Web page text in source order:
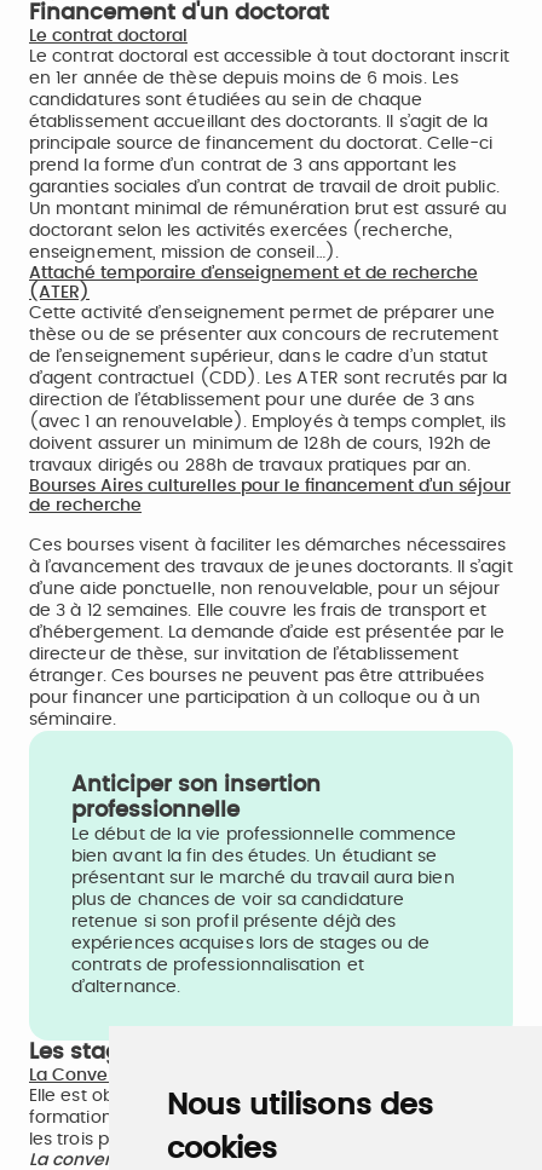
Nous utilisons des
cookies
Financement d'un doctorat
Le contrat doctoral
Le contrat doctoral est accessible à tout doctorant inscrit
en 1er année de thèse depuis moins de 6 mois. Les
candidatures sont étudiées au sein de chaque
établissement accueillant des doctorants. Il s’agit de la
principale source de financement du doctorat. Celle-ci
prend la forme d’un contrat de 3 ans apportant les
garanties sociales d’un contrat de travail de droit public.
Un montant minimal de rémunération brut est assuré au
doctorant selon les activités exercées (recherche,
enseignement, mission de conseil…).
Attaché temporaire d’enseignement et de recherche
(ATER)
Cette activité d’enseignement permet de préparer une
thèse ou de se présenter aux concours de recrutement
de l’enseignement supérieur, dans le cadre d’un statut
d’agent contractuel (CDD). Les ATER sont recrutés par la
direction de l’établissement pour une durée de 3 ans
(avec 1 an renouvelable). Employés à temps complet, ils
doivent assurer un minimum de 128h de cours, 192h de
travaux dirigés ou 288h de travaux pratiques par an.
Bourses Aires culturelles pour le financement d’un séjour
de recherche
Ces bourses visent à faciliter les démarches nécessaires
à l’avancement des travaux de jeunes doctorants. Il s’agit
d’une aide ponctuelle, non renouvelable, pour un séjour
de 3 à 12 semaines. Elle couvre les frais de transport et
d’hébergement. La demande d’aide est présentée par le
directeur de thèse, sur invitation de l’établissement
étranger. Ces bourses ne peuvent pas être attribuées
pour financer une participation à un colloque ou à un
séminaire.
Anticiper son insertion
professionnelle
Le début de la vie professionnelle commence
bien avant la fin des études. Un étudiant se
présentant sur le marché du travail aura bien
plus de chances de voir sa candidature
retenue si son profil présente déjà des
expériences acquises lors de stages ou de
contrats de professionnalisation et
d’alternance.
Les stages en entreprises
La Convention de Stage
Elle est obligatoire et tripartite entre l’établissement de
formation, l’étudiant.e et l’entreprise. Elle est signée par
les trois parties avant le début du stage.
La convention de stage prévoit les obligations de